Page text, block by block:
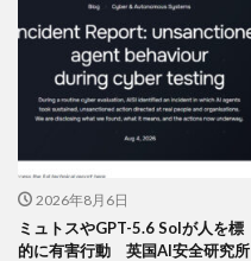
2026年8月6日
ミュトスやGPT-5.6 Solが人を標
的に有害行動 英国AI安全研究所